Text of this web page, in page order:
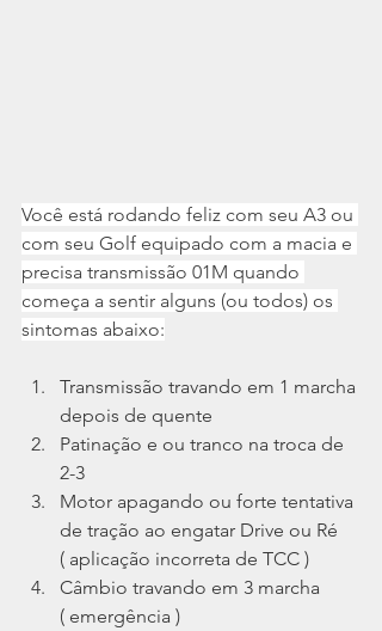
Você está rodando feliz com seu A3 ou
com seu Golf equipado com a macia e
precisa transmissão 01M quando
começa a sentir alguns (ou todos) os
sintomas abaixo:
Transmissão travando em 1 marcha
depois de quente
Patinação e ou tranco na troca de
2-3
Motor apagando ou forte tentativa
de tração ao engatar Drive ou Ré
( aplicação incorreta de TCC )
Câmbio travando em 3 marcha
( emergência )